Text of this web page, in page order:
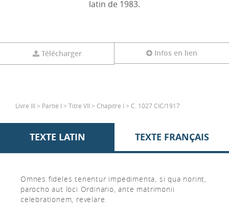
latin de 1983.
Télécharger Infos en lien
Livre III > Partie I > Titre VII > Chapitre I > C. 1027 CIC/1917
TEXTE LATIN TEXTE FRANÇAIS
Omnes fideles tenentur impedimenta, si qua norint,
parocho aut loci Ordinario, ante matrimonii
celebrationem, revelare.